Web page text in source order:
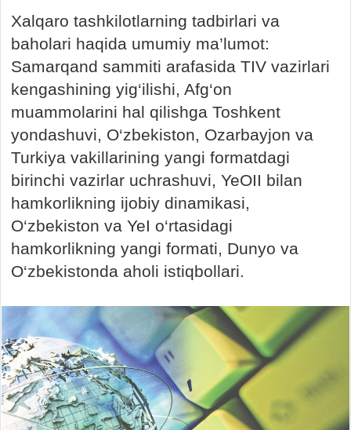
Xalqaro tashkilotlarning tadbirlari va
baholari haqida umumiy ma’lumot:
Samarqand sammiti arafasida TIV vazirlari
kengashining yig‘ilishi, Afg‘on
muammolarini hal qilishga Toshkent
yondashuvi, O‘zbekiston, Ozarbayjon va
Turkiya vakillarining yangi formatdagi
birinchi vazirlar uchrashuvi, YeOII bilan
hamkorlikning ijobiy dinamikasi,
O‘zbekiston va YeI o‘rtasidagi
hamkorlikning yangi formati, Dunyo va
O‘zbekistonda aholi istiqbollari.